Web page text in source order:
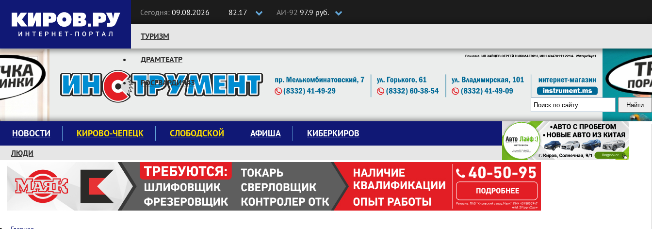
Сегодня: 09.08.2026 82.17 АИ-92 97.9 руб.
Следите за новостями:
ТУРИЗМ
ДРАМТЕАТР
РОСГВАРДИЯ43
НОВОСТИ КИРОВО-ЧЕПЕЦК СЛОБОДСКОЙ АФИША КИБЕРКИРОВ
ЛЮДИ
КРУЖКИ И СЕКЦИИ
ЗАВОДУ "МАЯК" 85 ЛЕТ
ЭКОЛОГИЯ